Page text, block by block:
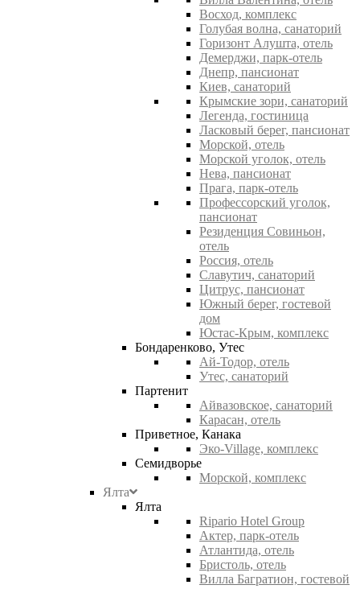
Восход, комплекс
Голубая волна, санаторий
Горизонт Алушта, отель
Демерджи, парк-отель
Днепр, пансионат
Киев, санаторий
Крымские зори, санаторий
Легенда, гостиница
Ласковый берег, пансионат
Морской, отель
Морской уголок, отель
Нева, пансионат
Прага, парк-отель
Профессорский уголок,
пансионат
Резиденция Совиньон,
отель
Россия, отель
Славутич, санаторий
Цитрус, пансионат
Южный берег, гостевой
дом
Юстас-Крым, комплекс
Бондаренково, Утес
Ай-Тодор, отель
Утес, санаторий
Партенит
Айвазовское, санаторий
Карасан, отель
Приветное, Канака
Эко-Village, комплекс
Семидворье
Морской, комплекс
Ялта
Ялта
Ripario Hotel Group
Актер, парк-отель
Атлантида, отель
Бристоль, отель
Вилла Багратион, гостевой